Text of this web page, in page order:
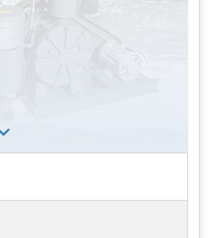
nuôi tôm